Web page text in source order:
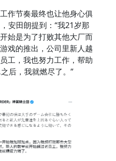
作节奏最终也让他身心俱
安田朗提到：“我21岁那
始是为了打败其他大厂而
戏的推出，公司里新人越
工，我也努力工作，帮助
后，我就燃尽了。”